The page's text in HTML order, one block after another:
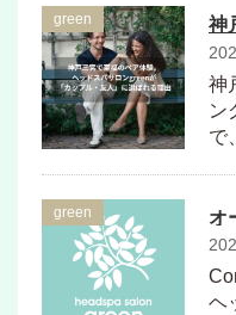
green
神
ン
で
green オ
ヘ